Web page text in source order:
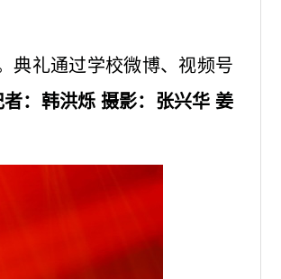
典礼通过学校微博、视频号
者：韩洪烁 摄影：张兴华 姜